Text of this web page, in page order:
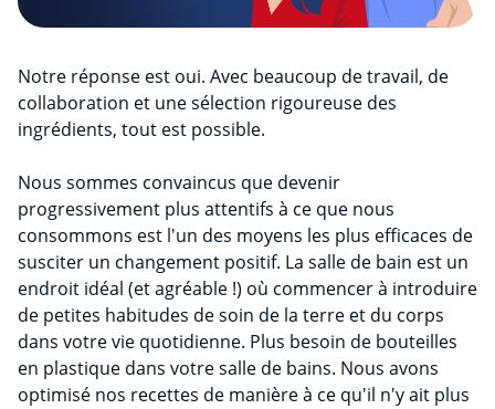
Notre réponse est oui. Avec beaucoup de travail, de
collaboration et une sélection rigoureuse des
ingrédients, tout est possible.
Nous sommes convaincus que devenir
progressivement plus attentifs à ce que nous
consommons est l'un des moyens les plus efficaces de
susciter un changement positif. La salle de bain est un
endroit idéal (et agréable !) où commencer à introduire
de petites habitudes de soin de la terre et du corps
dans votre vie quotidienne. Plus besoin de bouteilles
en plastique dans votre salle de bains. Nous avons
optimisé nos recettes de manière à ce qu'il n'y ait plus